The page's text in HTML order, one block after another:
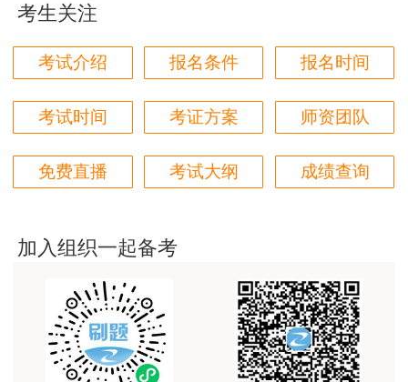
用户m4****68
林轩老师讲得好，复杂的知识讲的深入浅出，能够听
得懂。简答题总结的也很到位。
用户m4****68
别是财务评价那个章节，深入浅出，强化训练，效果
很好。
全网咨询考试讲课最好的老师，我们同事好几个都是
用户m9****18
客户回复迅速，热心解答，购买体验很不错。
用户m2****88
考生关注
考试介绍 报名条件 报名时间
考试时间 考证方案 师资团队
免费直播 考试大纲 成绩查询
加入组织一起备考